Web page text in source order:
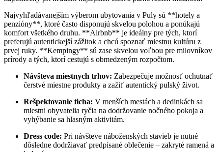
Najvyhľadávanejším výberom ubytovania v Puly sú **hotely a
penzióny**, ktoré často disponujú skvelou polohou a ponúkajú
komfort všetkého druhu. **Airbnb** je ideálny pre tých, ktorí
preferujú autentickejší zážitok a chcú spoznať miestnu kultúru z
prvej ruky. **Kempingy** sú zase skvelou voľbou pre milovníkov
prírody a tých, ktorí cestujú s obmedzeným rozpočtom.
Návšteva miestnych trhov: Zabezpečuje možnosť ochutnať
čerstvé miestne produkty a zažiť autentický pulský život.
Rešpektovanie ticha: V menších mestách a dedinkách sa
miestni obyvatelia ryčia na dodržovanie nočného pokoja a
vyhýbanie sa hlasným aktivitám.
Dress code: Pri návšteve náboženských stavieb je nutné
dôsledne dodržiavať predpísané oblečenie – zakryté ramená a